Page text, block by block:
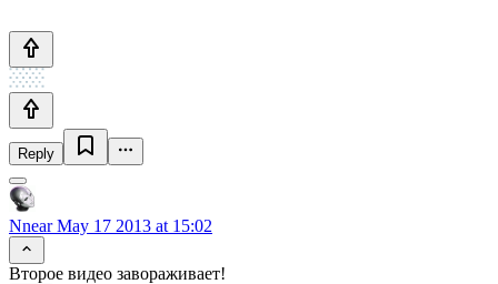
Reply
NnearMay 17 2013 at 15:02
Второе видео завораживает!